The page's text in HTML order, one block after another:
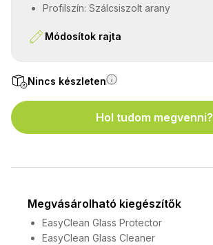
Profilszín: Szálcsiszolt arany
Módosítok rajta
Nincs készleten
Hol tudom megvenni?
Megvásárolható kiegészítők
EasyClean Glass Protector
EasyClean Glass Cleaner